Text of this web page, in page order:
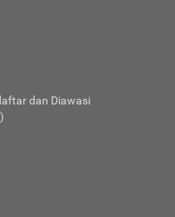
dan Diawasi